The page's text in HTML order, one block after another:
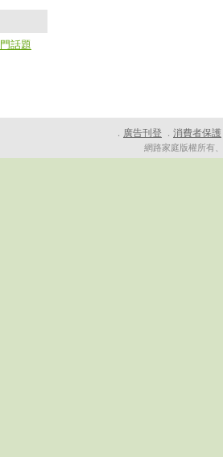
話題
． 廣告刊登 ． 消費者保護
網路家庭版權所有